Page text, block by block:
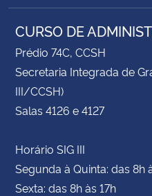
CURSO DE
Prédio 74C, CCSH
Secretaria Integrada de
III/CCSH)
Salas 4126 e 4127
Horário SIG III
Segunda à Quinta: das 8h
Sexta: das 8h às 17h